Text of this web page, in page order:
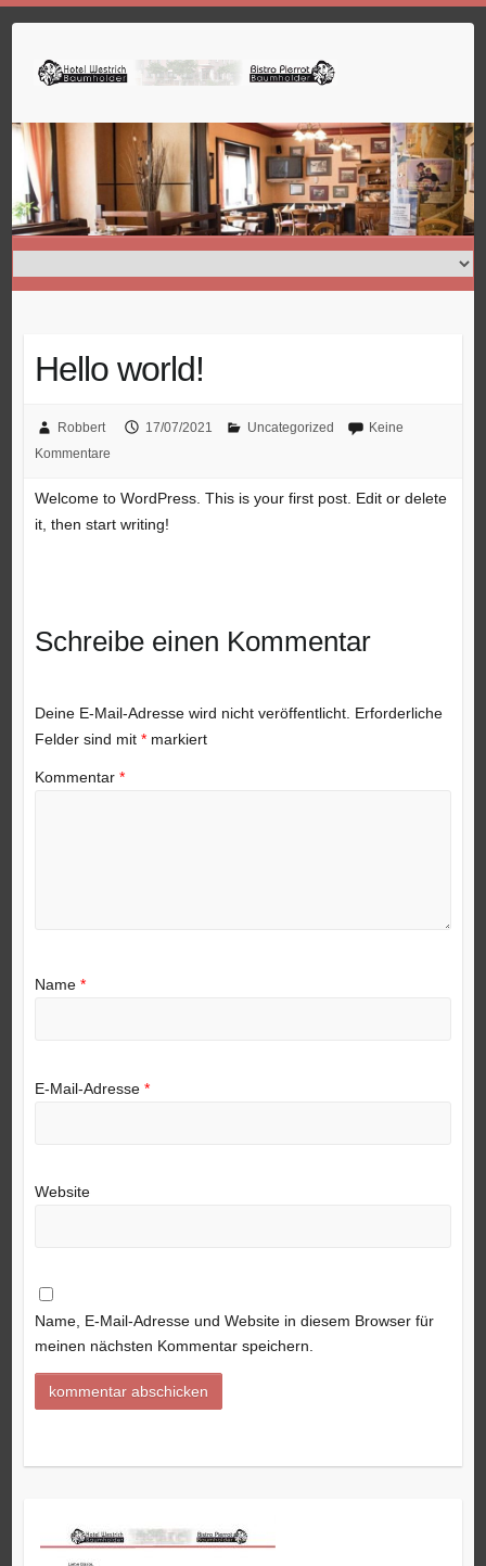
content
Hello world!
Robbert 17/07/2021 Uncategorized
Keine
Kommentare
Welcome to WordPress. This is your first post. Edit or delete
it, then start writing!
Schreibe einen Kommentar
Deine E-Mail-Adresse wird nicht veröffentlicht. Erforderliche
Felder sind mit *markiert
Kommentar *
Name *
E-Mail-Adresse *
Website
Name, E-Mail-Adresse und Website in diesem Browser für
meinen nächsten Kommentar speichern.